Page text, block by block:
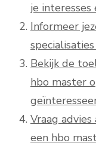
je interesses
Informeer
Bekijk de
hbo master
Vraag
een hbo